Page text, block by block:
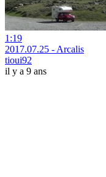
1:19
2017.07.25 - Arcalis
tioui92
il y a 9 ans